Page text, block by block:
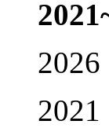
2026
2021